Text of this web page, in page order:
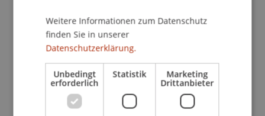
Folgende strategische Entwicklungen lassen sich
feststellen:
strategischen Wettbewerb zwischen den
Grossmächten, insbesondere zwischen den USA
und China. Dieser Wettbewerb eskaliert
Weitere Informationen zum Datenschutz
finden Sie in unserer
Datenschutzerklärung.
Unbedingt
erforderlich
Statistik Marketing
Drittanbieter